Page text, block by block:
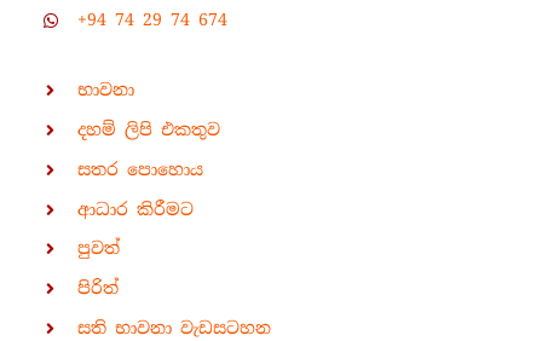
+94 74 29 74 674
භාවනා
දහම් ලිපි එකතුව
සතර පොහොය
ආධාර කිරීමට
පුවත්
පිරිත්
සති භාවනා වැඩසටහන